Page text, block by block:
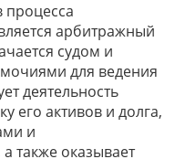
процесса
арбитражный
судом и
для ведения
деятельность
его активов и долга,
и
также оказывает